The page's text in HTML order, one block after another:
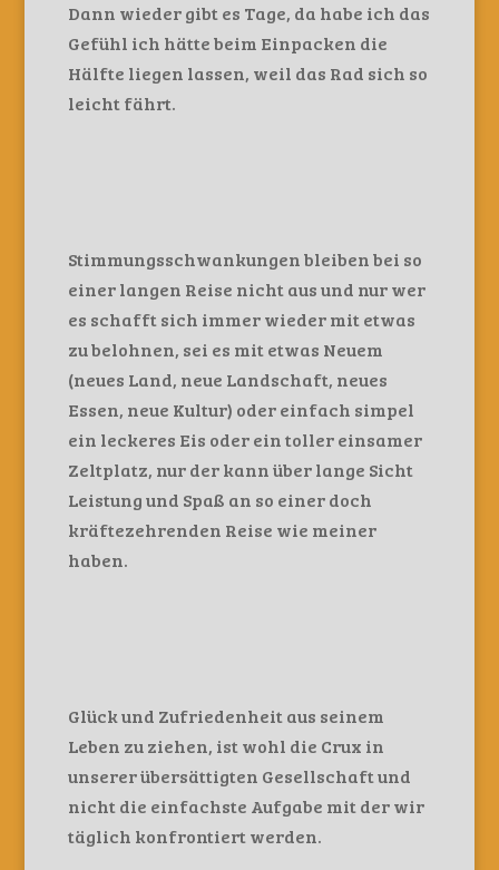
Dann wieder gibt es Tage, da habe ich das
Gefühl ich hätte beim Einpacken die
Hälfte liegen lassen, weil das Rad sich so
leicht fährt.
Stimmungsschwankungen bleiben bei so
einer langen Reise nicht aus und nur wer
es schafft sich immer wieder mit etwas
zu belohnen, sei es mit etwas Neuem
(neues Land, neue Landschaft, neues
Essen, neue Kultur) oder einfach simpel
ein leckeres Eis oder ein toller einsamer
Zeltplatz, nur der kann über lange Sicht
Leistung und Spaß an so einer doch
kräftezehrenden Reise wie meiner
haben.
Glück und Zufriedenheit aus seinem
Leben zu ziehen, ist wohl die Crux in
unserer übersättigten Gesellschaft und
nicht die einfachste Aufgabe mit der wir
täglich konfrontiert werden.